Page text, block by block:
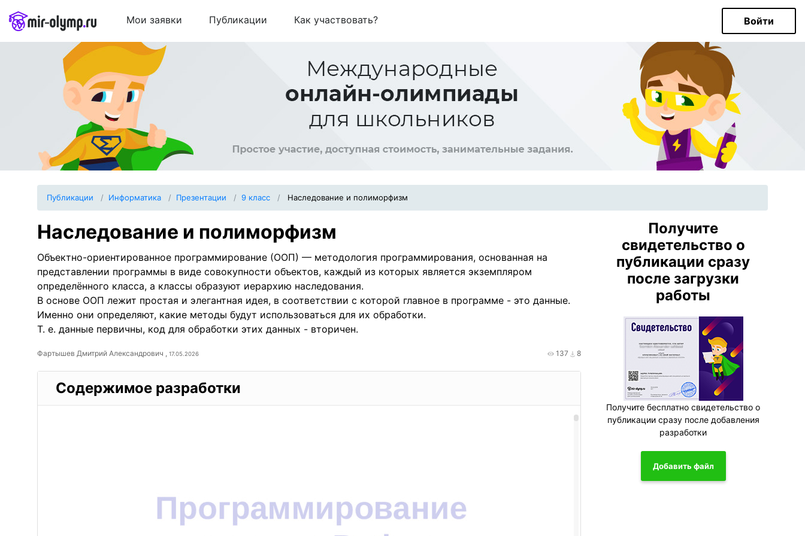
Мои заявки Публикации Как участвовать? Войти
Публикации Информатика Презентации 9 класс Наследование и полиморфизм
Наследование и полиморфизм
Объектно-ориентированное программирование (ООП) — методология программирования, основанная на
представлении программы в виде совокупности объектов, каждый из которых является экземпляром
определённого класса, а классы образуют иерархию наследования.
В основе ООП лежит простая и элегантная идея, в соответствии с которой главное в программе - это данные.
Именно они определяют, какие методы будут использоваться для их обработки.
Т. е. данные первичны, код для обработки этих данных - вторичен.
Фартышев Дмитрий Александрович , 17.05.2026 137 8
Содержимое разработки
Получите
свидетельство о
публикации сразу
после загрузки
работы
Получите бесплатно свидетельство о
публикации сразу после добавления
разработки
Добавить файл